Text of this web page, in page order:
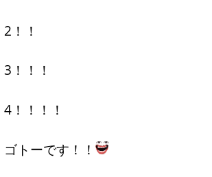
2！！
3！！！
4！！！！
ゴトーです！！